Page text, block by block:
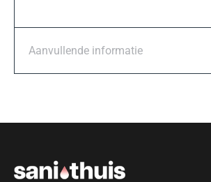
Aanvullende informatie